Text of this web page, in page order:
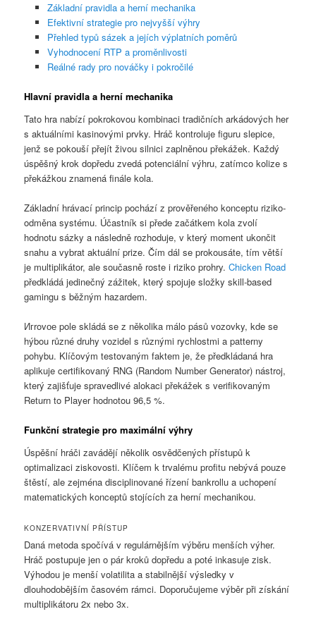
Základní pravidla a herní mechanika
Efektivní strategie pro nejvyšší výhry
Přehled typů sázek a jejích výplatních poměrů
Vyhodnocení RTP a proměnlivosti
Reálné rady pro nováčky i pokročilé
Hlavní pravidla a herní mechanika
Tato hra nabízí pokrokovou kombinaci tradičních arkádových her
s aktuálními kasinovými prvky. Hráč kontroluje figuru slepice,
jenž se pokouší přejít živou silnici zaplněnou překážek. Každý
úspěšný krok dopředu zvedá potenciální výhru, zatímco kolize s
překážkou znamená finále kola.
Základní hrávací princip pochází z prověřeného konceptu riziko-
odměna systému. Účastník si přede začátkem kola zvolí
hodnotu sázky a následně rozhoduje, v který moment ukončit
snahu a vybrat aktuální prize. Čím dál se prokousáte, tím větší
je multiplikátor, ale současně roste i riziko prohry.Chicken Road
předkládá jedinečný zážitek, který spojuje složky skill-based
gamingu s běžným hazardem.
Игrovое pole skládá se z několika málo pásů vozovky, kde se
hýbou různé druhy vozidel s různými rychlostmi a patterny
pohybu. Klíčovým testovaným faktem je, že předkládaná hra
aplikuje certifikovaný RNG (Random Number Generator) nástroj,
který zajišťuje spravedlivé alokaci překážek s verifikovaným
Return to Player hodnotou 96,5 %.
Funkční strategie pro maximální výhry
Úspěšní hráči zavádějí několik osvědčených přístupů k
optimalizaci ziskovosti. Klíčem k trvalému profitu nebývá pouze
štěstí, ale zejména disciplinované řízení bankrollu a uchopení
matematických konceptů stojících za herní mechanikou.
KONZERVATIVNÍ PŘÍSTUP
Daná metoda spočívá v regulárnějším výběru menších výher.
Hráč postupuje jen o pár kroků dopředu a poté inkasuje zisk.
Výhodou je menší volatilita a stabilnější výsledky v
dlouhodobějším časovém rámci. Doporučujeme výběr při získání
multiplikátoru 2x nebo 3x.